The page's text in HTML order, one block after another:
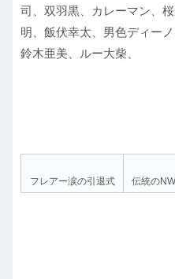
司、双羽黒、カレーマン、
明、飯伏幸太、男色ディー
鈴木亜美、ルー大柴、
フレアー涙の引退式 伝統の